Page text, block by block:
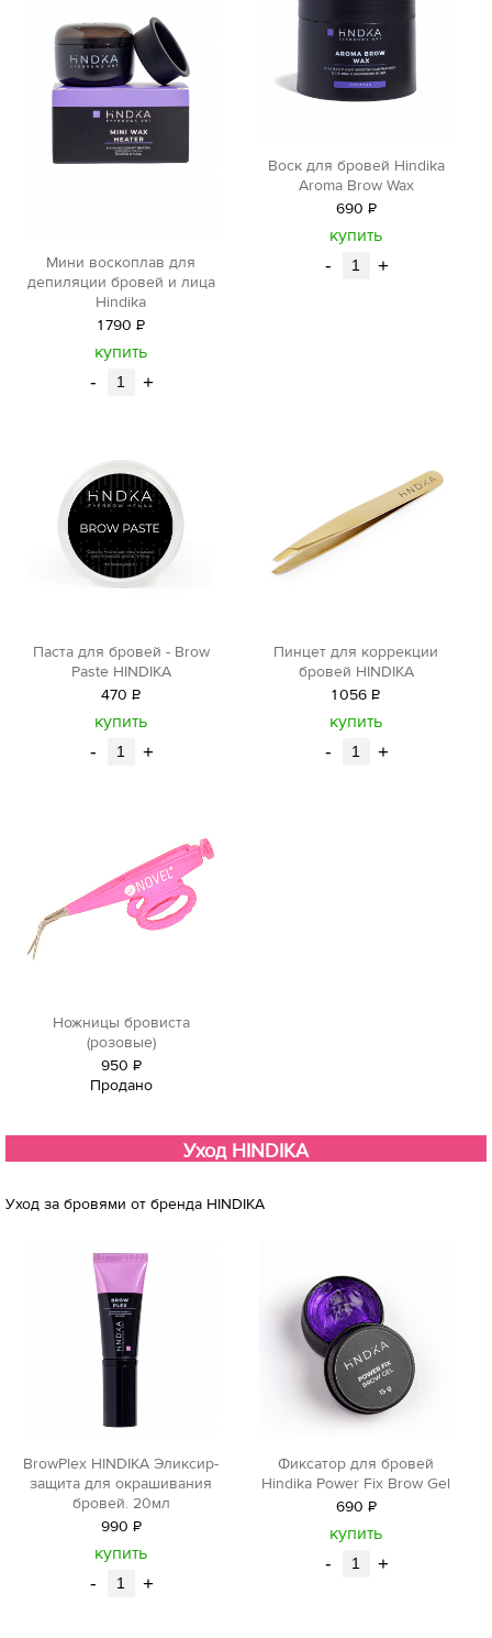
Мини воскоплав для
депиляции бровей и лица
Hindika
1790 Р
уб.
купить
- +
Воск для бровей Hindika
Aroma Brow Wax
690 Р
уб.
купить
- +
Паста для бровей - Brow
Paste HINDIKA
470 Р
уб.
купить
- +
Пинцет для коррекции
бровей HINDIKA
1056 Р
уб.
купить
- +
Ножницы бровиста
(розовые)
950 Р
уб.
Продано
Уход HINDIKA
Уход за бровями от бренда HINDIKA
BrowPlex HINDIKA Эликсир-
защита для окрашивания
бровей. 20мл
990 Р
уб.
купить
- +
Фиксатор для бровей
Hindika Power Fix Brow Gel
690 Р
уб.
купить
- +